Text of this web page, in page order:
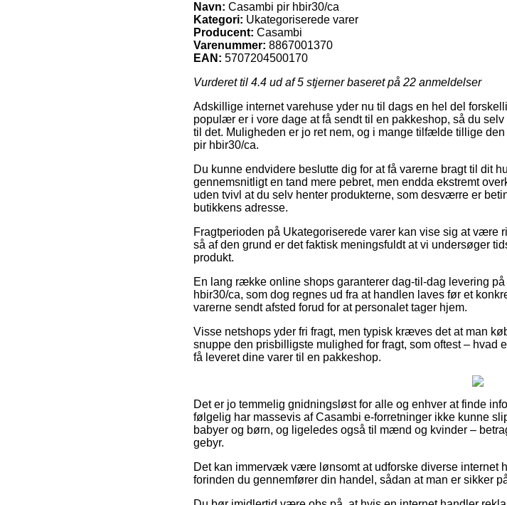
Navn: Casambi pir hbir30/ca
Kategori: Ukategoriserede varer
Producent: Casambi
Varenummer: 8867001370
EAN: 5707204500170
Vurderet til 4.4 ud af 5 stjerner baseret på 22 anmeldelser
Adskillige internet varehuse yder nu til dags en hel del
populær er i vore dage at få sendt til en pakkeshop, så du
til det. Muligheden er jo ret nem, og i mange tilfælde tillige
pir hbir30/ca.
Du kunne endvidere beslutte dig for at få varerne bragt til dit
gennemsnitligt en tand mere pebret, men endda ekstremt
uden tvivl at du selv henter produkterne, som desværre er
butikkens adresse.
Fragtperioden på Ukategoriserede varer kan vise sig at være
så af den grund er det faktisk meningsfuldt at vi undersøger
produkt.
En lang række online shops garanterer dag-til-dag levering
hbir30/ca, som dog regnes ud fra at handlen laves før et
varerne sendt afsted forud for at personalet tager hjem.
Visse netshops yder fri fragt, men typisk kræves det at man
snuppe den prisbilligste mulighed for fragt, som oftest – hvad
få leveret dine varer til en pakkeshop.
Det er jo temmelig gnidningsløst for alle og enhver at finde
følgelig har massevis af Casambi e-forretninger ikke kunne
babyer og børn, og ligeledes også til mænd og kvinder –
gebyr.
Det kan immervæk være lønsomt at udforske diverse internet
forinden du gennemfører din handel, sådan at man er sikker